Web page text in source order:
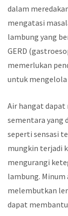
dalam
mengatasi
lambung yang
GERD
memerlukan
untuk mengelola
Air hangat dapat
sementara yang
seperti sensasi
mungkin terjadi
mengurangi
lambung.
melembutkan
dapat